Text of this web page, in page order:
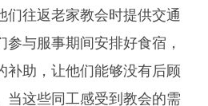
们往返老家教会时提供交通
与服事期间安排好食宿，
补助，让他们能够没有后顾
当这些同工感受到教会的需